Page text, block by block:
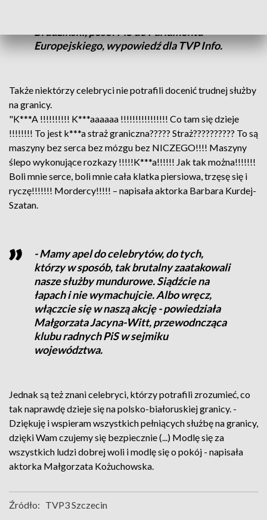
Brudziński, poseł PiS do Parlamentu
Europejskiego, wypowiedź dla TVP Info.
Także niektórzy celebryci nie potrafili docenić trudnej służby
na granicy.
"K***A !!!!!!!!!! K***aaaaaa !!!!!!!!!!!!!!!! Co tam się dzieje
!!!!!!!! To jest k***a straż graniczna????? Straż?????????? To są
maszyny bez serca bez mózgu bez NICZEGO!!!! Maszyny
ślepo wykonujące rozkazy !!!!!K***a!!!!!! Jak tak można!!!!!!!
Boli mnie serce, boli mnie cała klatka piersiowa, trzęsę się i
ryczę!!!!!!! Mordercy!!!!! – napisała aktorka Barbara Kurdej-
Szatan.
- Mamy apel do celebrytów, do tych,
którzy w sposób, tak brutalny zaatakowali
nasze służby mundurowe. Siądźcie na
łapach i nie wymachujcie. Albo wręcz,
włączcie się w naszą akcję - powiedziała
Małgorzata Jacyna-Witt, przewodncząca
klubu radnych PiS w sejmiku
województwa.
Jednak są też znani celebryci, którzy potrafili zrozumieć, co
tak naprawdę dzieje się na polsko-białoruskiej granicy. -
Dziękuję i wspieram wszystkich pełniących służbę na granicy,
dzięki Wam czujemy się bezpiecznie (...) Modlę się za
wszystkich ludzi dobrej woli i modlę się o pokój - napisała
aktorka Małgorzata Kożuchowska.
Źródło: TVP3 Szczecin